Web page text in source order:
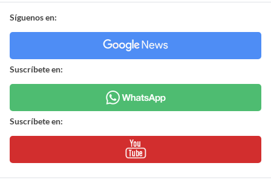
Síguenos en:
Suscríbete en:
Suscríbete en: